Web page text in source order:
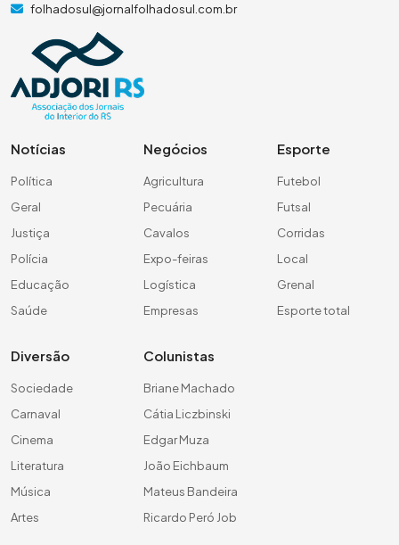
folhadosul@jornalfolhadosul.com.br
Notícias
Política
Geral
Justiça
Polícia
Educação
Saúde
Negócios
Agricultura
Pecuária
Cavalos
Expo-feiras
Logística
Empresas
Esporte
Futebol
Futsal
Corridas
Local
Grenal
Esporte total
Diversão
Sociedade
Carnaval
Cinema
Literatura
Música
Artes
Colunistas
Briane Machado
Cátia Liczbinski
Edgar Muza
João Eichbaum
Mateus Bandeira
Ricardo Peró Job